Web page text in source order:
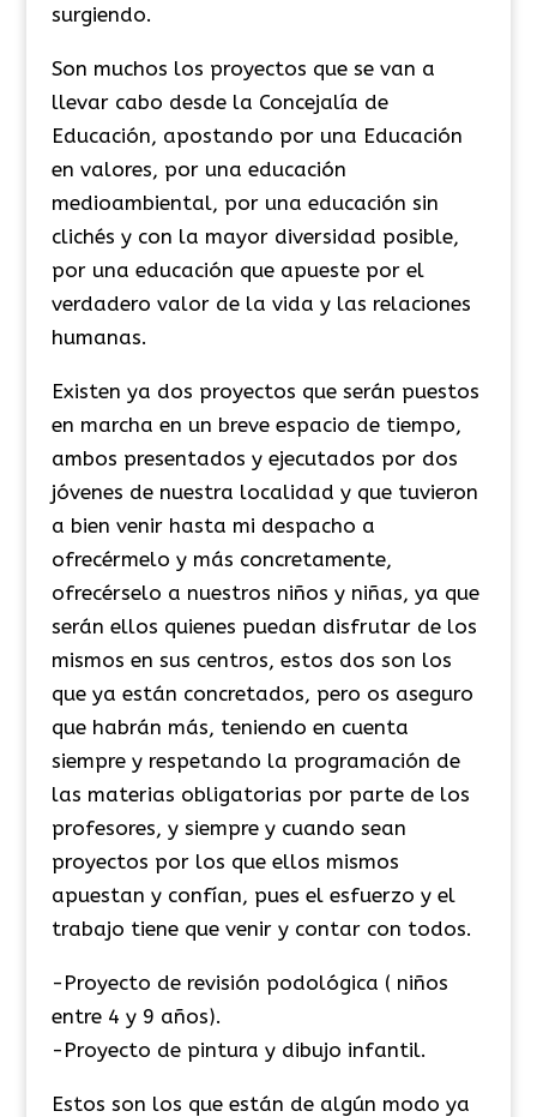
surgiendo.
Son muchos los proyectos que se van a
llevar cabo desde la Concejalía de
Educación, apostando por una Educación
en valores, por una educación
medioambiental, por una educación sin
clichés y con la mayor diversidad posible,
por una educación que apueste por el
verdadero valor de la vida y las relaciones
humanas.
Existen ya dos proyectos que serán puestos
en marcha en un breve espacio de tiempo,
ambos presentados y ejecutados por dos
jóvenes de nuestra localidad y que tuvieron
a bien venir hasta mi despacho a
ofrecérmelo y más concretamente,
ofrecérselo a nuestros niños y niñas, ya que
serán ellos quienes puedan disfrutar de los
mismos en sus centros, estos dos son los
que ya están concretados, pero os aseguro
que habrán más, teniendo en cuenta
siempre y respetando la programación de
las materias obligatorias por parte de los
profesores, y siempre y cuando sean
proyectos por los que ellos mismos
apuestan y confían, pues el esfuerzo y el
trabajo tiene que venir y contar con todos.
-Proyecto de revisión podológica ( niños
entre 4 y 9 años).
-Proyecto de pintura y dibujo infantil.
Estos son los que están de algún modo ya